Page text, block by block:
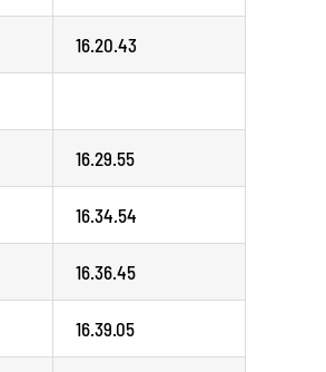
16.20.43
16.29.55
16.34.54
16.36.45
16.39.05